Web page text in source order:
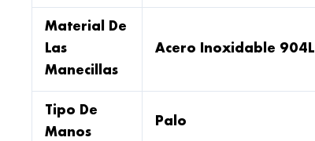
Material De
Las
Manecillas
Acero Inoxidable 904L
Tipo De
Manos
Palo